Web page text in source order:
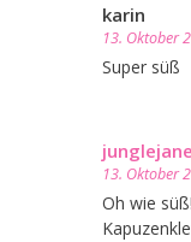
karin
13. Oktober
Super süß
junglejane
13. Oktober
Oh wie